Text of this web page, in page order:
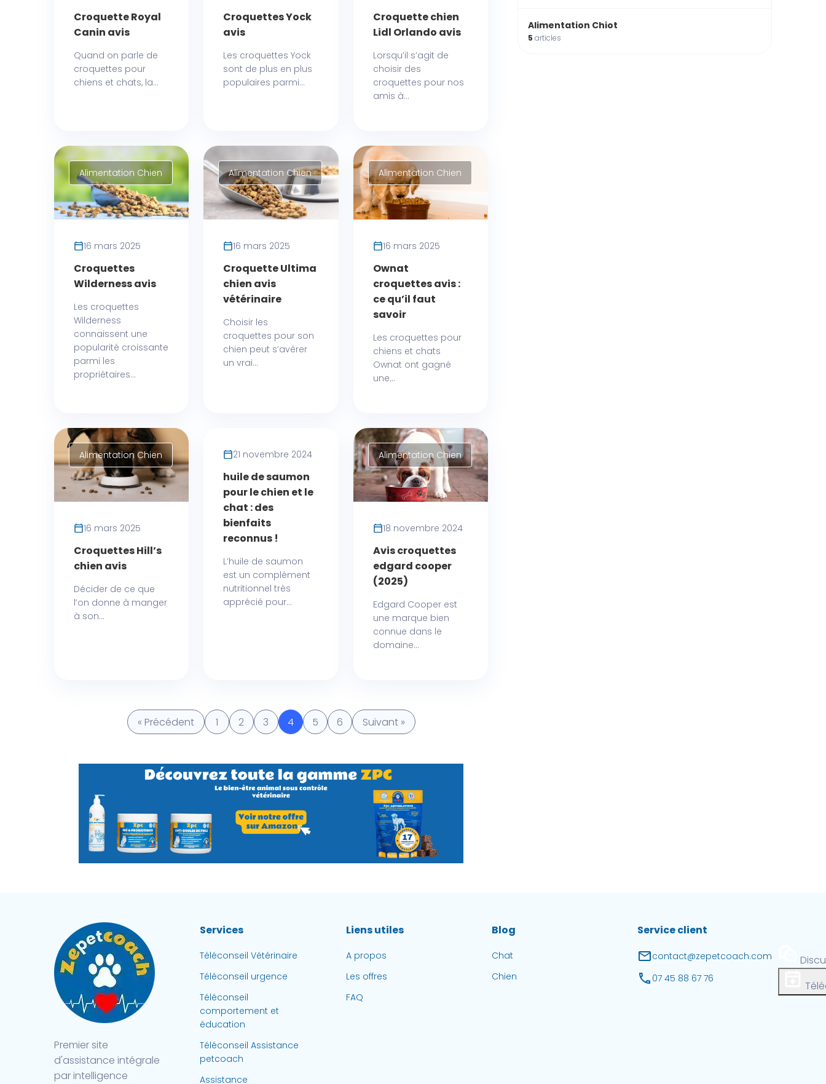
Croquette Royal
Canin avis
Quand on parle de
croquettes pour
chiens et chats, la...
Croquettes Yock
avis
Les croquettes Yock
sont de plus en plus
populaires parmi...
Croquette chien
Lidl Orlando avis
Lorsqu’il s’agit de
choisir des
croquettes pour nos
amis à...
Alimentation Chien
16 mars 2025
Croquettes
Wilderness avis
Les croquettes
Wilderness
connaissent une
popularité croissante
parmi les
propriétaires...
Alimentation Chien
16 mars 2025
Croquette Ultima
chien avis
vétérinaire
Choisir les
croquettes pour son
chien peut s’avérer
un vrai...
Alimentation Chien
16 mars 2025
Ownat
croquettes avis :
ce qu’il faut
savoir
Les croquettes pour
chiens et chats
Ownat ont gagné
une...
Alimentation Chien
16 mars 2025
Croquettes Hill’s
chien avis
Décider de ce que
l’on donne à manger
à son...
Complément
Chiens
21 novembre 2024
huile de saumon
pour le chien et le
chat : des
bienfaits
reconnus !
L’huile de saumon
est un complément
nutritionnel très
apprécié pour...
Alimentation Chien
18 novembre 2024
Avis croquettes
edgard cooper
(2025)
Edgard Cooper est
une marque bien
connue dans le
domaine...
« Précédent 1 2 3 4 5 6 Suivant »
Alimentation Chiot
5articles
Premier site
d'assistance intégrale
par intelligence
Services
Téléconseil Vétérinaire
Téléconseil urgence
Téléconseil
comportement et
éducation
Téléconseil Assistance
petcoach
Assistance
Liens utiles
A propos
Les offres
FAQ
Blog
Chat
Chien
Service client
contact@zepetcoach.com
07 45 88 67 76